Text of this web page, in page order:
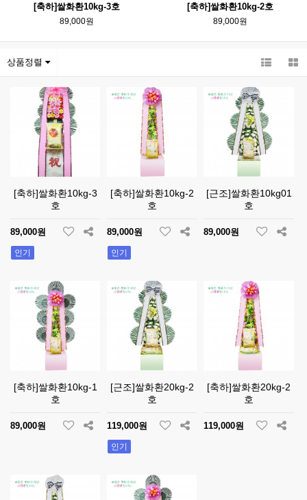
[축하]쌀화환10kg-3호
89,000원
[축하]쌀화환10kg-2호
89,000원
상품정렬
[축하]쌀화환10kg-3
호
89,000원
인기
[축하]쌀화환10kg-2
호
89,000원
인기
[근조]쌀화환10kg01
호
89,000원
[축하]쌀화환10kg-1
호
89,000원
[근조]쌀화환20kg-2
호
119,000원
인기
[축하]쌀화환20kg-2
호
119,000원